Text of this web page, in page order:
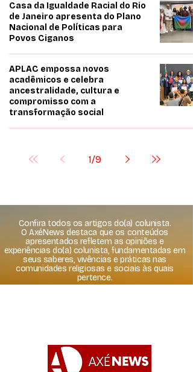
Casa da Igualdade Racial do Rio
de Janeiro apresenta do Plano
Nacional de Políticas para
Povos Ciganos
APLAC empossa novos
acadêmicos e celebra
ancestralidade, cultura e
compromisso com a
transformação social
1/9
Confira todos os artigos do(a) colunista.
O AxéNews destaca que os conteúdos
apresentados refletem as opiniões e
experiências do(a) colunista, fundamentadas em
seus saberes, vivências e práticas nas
comunidades religiosas e sociais às quais
pertence.